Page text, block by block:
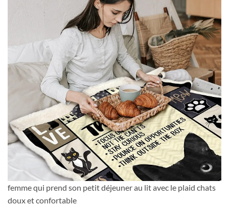
femme qui prend son petit déjeuner au lit avec le plaid chats
doux et confortable